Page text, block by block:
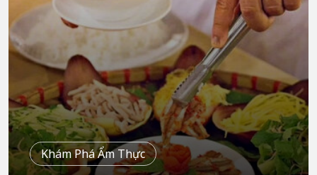
Khám Phá Ẩm Thực